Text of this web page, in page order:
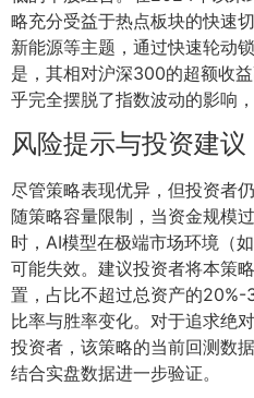
略充分受益于热点板块的快速
新能源等主题，通过快速轮动
是，其相对沪深300的超额收
乎完全摆脱了指数波动的影响
风险提示与投资建议
尽管策略表现优异，但投资者
随策略容量限制，当资金规模
时，AI模型在极端市场环境（
可能失效。建议投资者将本策
置，占比不超过总资产的
比率与胜率变化。对于追求绝
投资者，该策略的当前回测数
结合实盘数据进一步验证。